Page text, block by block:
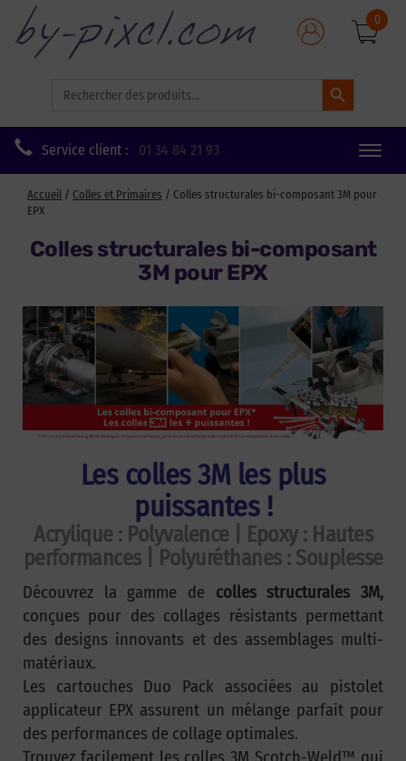
for:
Search Button
0
Service client : 01 34 84 21 93
Toggle
Accueil / Colles et Primaires / Colles structurales bi-composant 3M pour
EPX
Colles structurales bi-composant
3M pour EPX
Les colles 3M les plus
puissantes !
Acrylique : Polyvalence | Epoxy : Hautes
performances | Polyuréthanes : Souplesse
Découvrez la gamme de colles structurales 3M,
conçues pour des collages résistants permettant
des designs innovants et des assemblages multi-
matériaux.
Les cartouches Duo Pack associées au pistolet
applicateur EPX assurent un mélange parfait pour
des performances de collage optimales.